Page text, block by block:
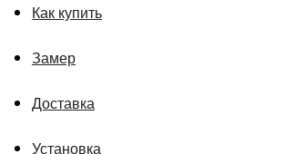
Как купить
Замер
Доставка
Установка